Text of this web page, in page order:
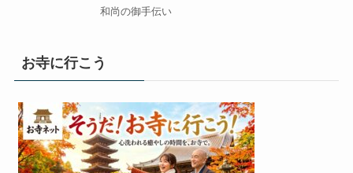
和尚の御手伝い
お寺に行こう